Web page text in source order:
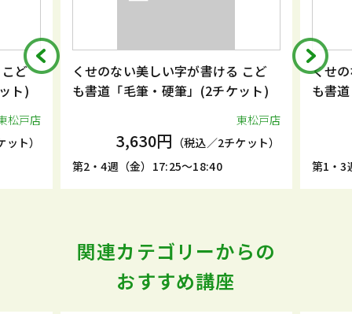
ど
ト)
松戸店
ト）
くせのない美しい字が書ける こど
も書道「毛筆・硬筆」(2チケット)
東松戸店
3,630円 （税込／2チケット）
第2・4週（金）17:25～18:40
くせ
も書
第1・3
関連カテゴリーからの
おすすめ講座